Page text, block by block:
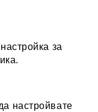
за
настройвате